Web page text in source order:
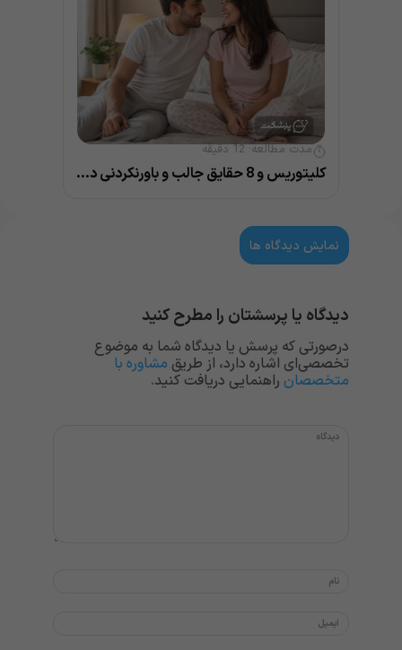
مدت مطالعه:12 دقیقه
کلیتوریس و 8 حقایق جالب و باورنکردنی درباره آن
نمایش دیدگاه ها
دیدگاه یا پرسشتان را مطرح کنید
درصورتی که پرسش یا دیدگاه شما به موضوع
تخصصی‌ای اشاره دارد، از طریق مشاوره با
متخصصان راهنمایی دریافت کنید.